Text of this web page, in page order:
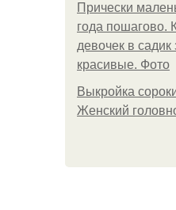
Прически
года пошагово.
девочек в садик
красивые. Фото
Выкройка
Женский